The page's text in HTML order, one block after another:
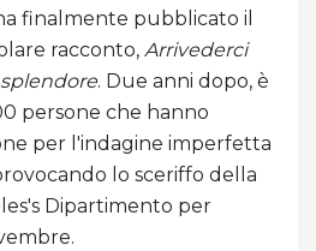
finalmente pubblicato il
racconto, Arrivederci
. Due anni dopo, è
persone che hanno
per l'indagine imperfetta
lo sceriffo della
Dipartimento per